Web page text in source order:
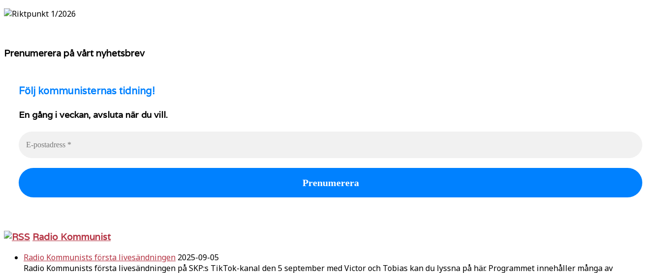
Prenumerera på vårt nyhetsbrev
Följ kommunisternas tidning!
En gång i veckan, avsluta när du vill.
Radio Kommunist
Radio Kommunists första livesändningen 2025-09-05
Radio Kommunists första livesändningen på SKP:s TikTok-kanal den 5 september med Victor och Tobias kan du lyssna på här. Programmet innehåller många av